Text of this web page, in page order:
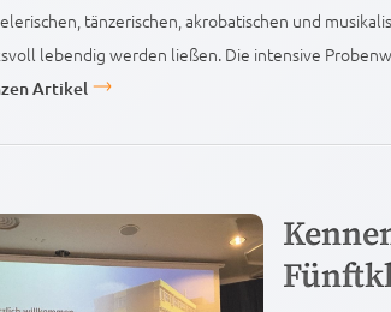
tänzerischen, akrobatischen und
lebendig werden ließen. Die intensive
Artikel